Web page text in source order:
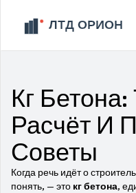
Кг
Расчёт И
Советы
Когда речь идёт о
понять, — это кг бетона,